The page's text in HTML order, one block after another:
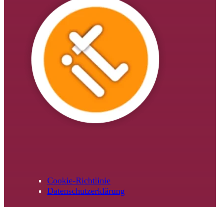
Cookie-Richtlinie
Datenschutzerklärung